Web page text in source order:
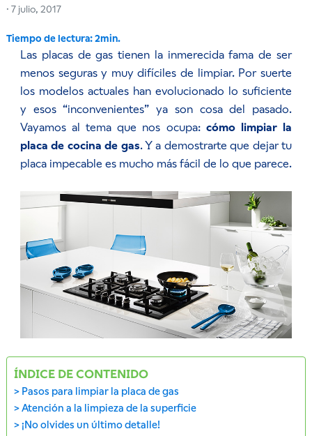
· 7 julio, 2017
Las placas de gas tienen la inmerecida fama de ser
menos seguras y muy difíciles de limpiar. Por suerte
los modelos actuales han evolucionado lo suficiente
y esos “inconvenientes” ya son cosa del pasado.
Vayamos al tema que nos ocupa: cómo limpiar la
placa de cocina de gas. Y a demostrarte que dejar tu
placa impecable es mucho más fácil de lo que parece.
ÍNDICE DE CONTENIDO
Pasos para limpiar la placa de gas
Atención a la limpieza de la superficie
¡No olvides un último detalle!